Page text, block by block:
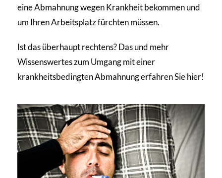
eine Abmahnung wegen Krankheit bekommen und
um Ihren Arbeitsplatz fürchten müssen.
Ist das überhaupt rechtens? Das und mehr
Wissenswertes zum Umgang mit einer
krankheitsbedingten Abmahnung erfahren Sie hier!